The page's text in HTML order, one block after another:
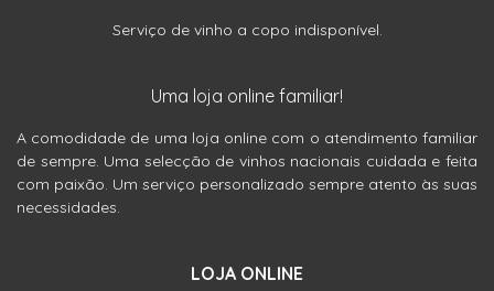
Serviço de vinho a copo indisponível.
Uma loja online familiar!
A comodidade de uma loja online com o atendimento familiar
de sempre. Uma selecção de vinhos nacionais cuidada e feita
com paixão. Um serviço personalizado sempre atento às suas
necessidades.
LOJA ONLINE